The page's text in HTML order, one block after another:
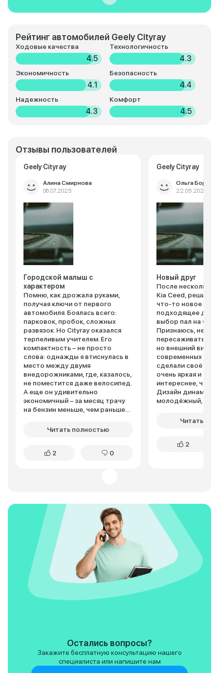
Рейтинг автомобилей Geely Cityray
Ходовые качества
4.5
Технологичность
4.3
Экономичность
4.1
Безопасность
4.4
Надежность
4.3
Комфорт
4.5
Отзывы пользователей
Geely Cityray
Алина Смирнова
06.07.2025
Городской малыш с
характером
Помню, как дрожала руками,
получая ключи от первого
автомобиля. Боялась всего:
парковок, пробок, сложных
развязок. Но Cityray оказался
терпеливым учителем. Его
компактность – не просто
слова: однажды я втиснулась в
место между двумя
внедорожниками, где, казалось,
не поместится даже велосипед.
А еще он удивительно
экономичный – за месяц трачу
на бензин меньше, чем раньше
просторно: подруга, ростом
подвеска? Да, первые пару
единой поломки. Если вы, как и я,
только начинаете водить –
Cityray подарит уверенность.
Читать полностью
2 0
Geely Cityray
Ольга
22.05.2025
Новый друг
После
Kia Ceed, решила
что-то новое и
подходящее для
выбор пал на
Признаюсь,
пересаживаться
но внешний вид и
современных
сделали своё
очень яркая и
интереснее, чем
Дизайн
молодёжный,
современно:
кнопочек. Самое
сугробам тоже
проблем. По
посадка выше,
очень нравится,
видно дорогу. В
Cityray отличный
кроссовер. Я
довольна
Ceed конечно
основном в
Читать
2
Остались вопросы?
Закажите бесплатную консультацию нашего
специалиста или напишите нам